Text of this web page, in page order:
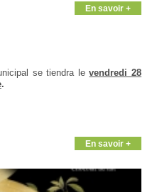
En savoir +
se tiendra levendredi 28
.
En savoir +